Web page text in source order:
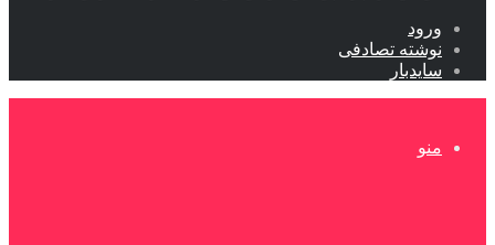
ورود
نوشته تصادفی
سایدبار
منو